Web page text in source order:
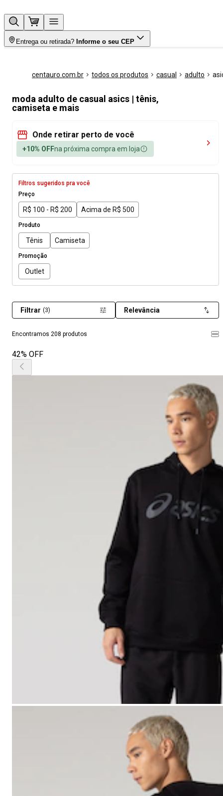
Entrega ou retirada? Informe o seu CEP
centauro.com.br todos os produtos casual adulto
moda adulto de casual asics | tênis,
camiseta e mais
Onde retirar perto de você
+10% OFFna próxima compra em loja
Filtros sugeridos pra você
Preço
R$ 100 - R$ 200 Acima de R$ 500
Produto
Tênis Camiseta
Promoção
Outlet
Encontramos 208 produtos
Filtrar (3) Relevância
42% OFF